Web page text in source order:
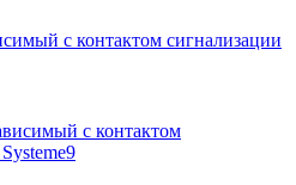
с контактом сигнализации